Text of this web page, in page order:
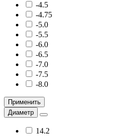
-4.5
-4.75
-5.0
-5.5
-6.0
-6.5
-7.0
-7.5
-8.0
Применить
Диаметр
14.2